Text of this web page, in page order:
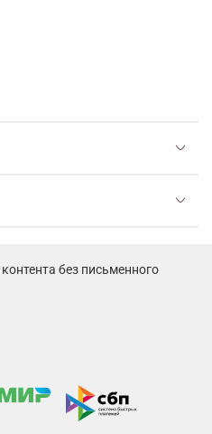
без письменного